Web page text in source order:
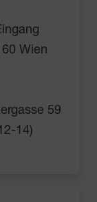
Wien
59
14)